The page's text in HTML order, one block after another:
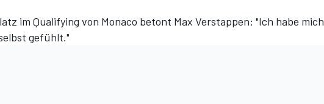
im Qualifying von Monaco betont Max Verstappen: "Ich habe mich
gefühlt."